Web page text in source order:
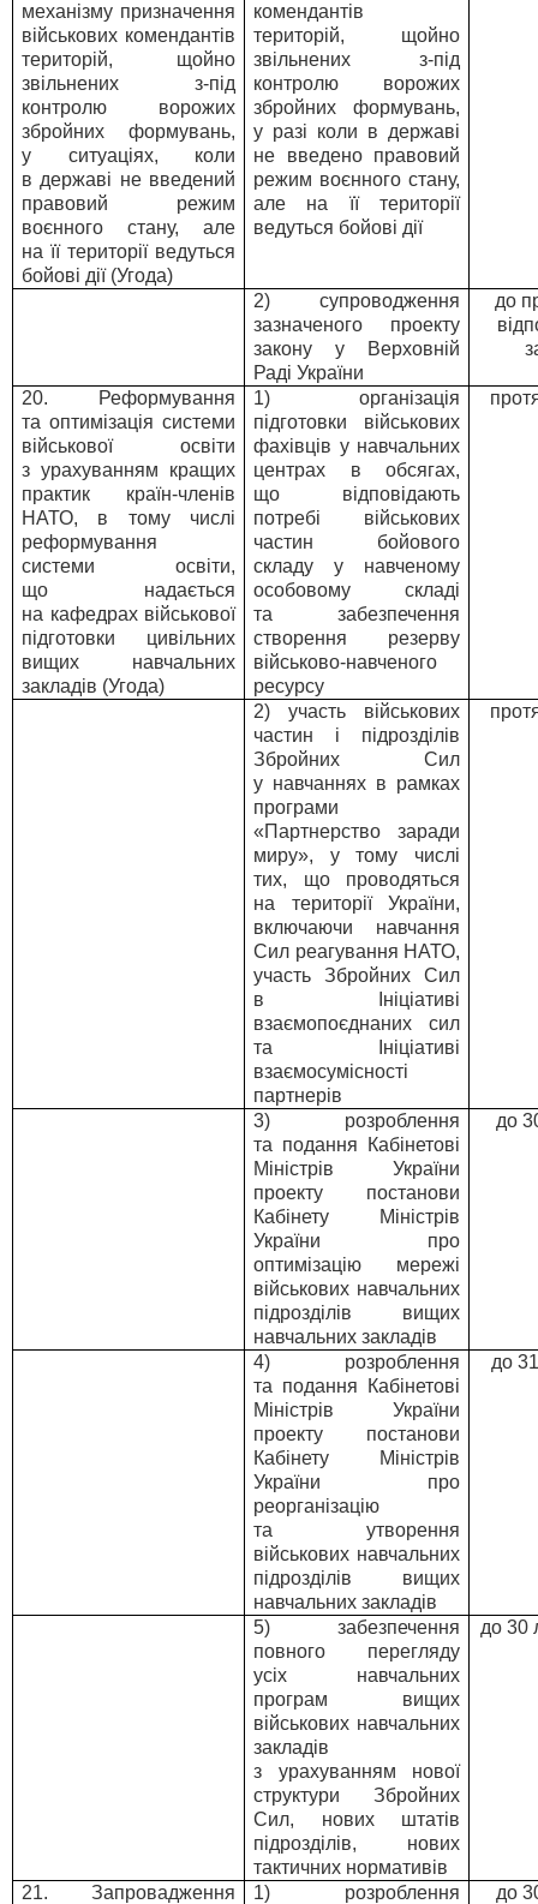
механізму призначення
військових комендантів
територій, щойно
звільнених з-під
контролю ворожих
збройних формувань,
у ситуаціях, коли
в державі не введений
правовий режим
воєнного стану, але
на її території ведуться
бойові дії (Угода)
комендантів
територій, щойно
звільнених з-під
контролю ворожих
збройних формувань,
у разі коли в державі
не введено правовий
режим воєнного стану,
але на її території
ведуться бойові дії
2) супроводження
зазначеного проекту
закону у Верховній
Раді України
до
20. Реформування
та оптимізація системи
військової освіти
з урахуванням кращих
практик країн-членів
НАТО, в тому числі
реформування
системи освіти,
що надається
на кафедрах військової
підготовки цивільних
вищих навчальних
закладів (Угода)
1) організація
підготовки військових
фахівців у навчальних
центрах в обсягах,
що відповідають
потребі військових
частин бойового
складу у навченому
особовому складі
та забезпечення
створення резерву
військово-навченого
ресурсу
2) участь військових
частин і підрозділів
Збройних Сил
у навчаннях в рамках
програми
«Партнерство заради
миру», у тому числі
тих, що проводяться
на території України,
включаючи навчання
Сил реагування НАТО,
участь Збройних Сил
в Ініціативі
взаємопоєднаних сил
та Ініціативі
взаємосумісності
партнерів
3) розроблення
та подання Кабінетові
Міністрів України
проекту постанови
Кабінету Міністрів
України про
оптимізацію мережі
військових навчальних
підрозділів вищих
навчальних закладів
до
4) розроблення
та подання Кабінетові
Міністрів України
проекту постанови
Кабінету Міністрів
України про
реорганізацію
та утворення
військових навчальних
підрозділів вищих
навчальних закладів
до
5) забезпечення
повного перегляду
усіх навчальних
програм вищих
військових навчальних
закладів
з урахуванням нової
структури Збройних
Сил, нових штатів
підрозділів, нових
тактичних нормативів
до 30
21. Запровадження 1) розроблення до